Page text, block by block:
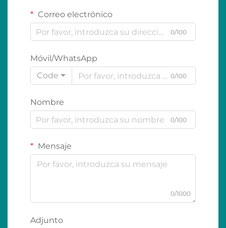
Correo electrónico
0/100
Móvil/WhatsApp
Code
0/100
Nombre
0/100
Mensaje
0/1000
Adjunto